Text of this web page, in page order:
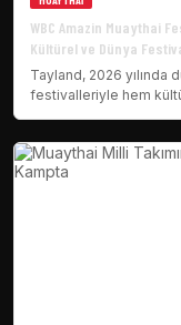
WBC Amazin Muaythai
Kültürel ve Dünya
Tayland, 2026 yılında
festivalleriyle hem